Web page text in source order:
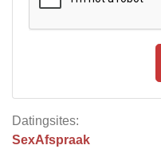
Datingsites:
SexAfspraak